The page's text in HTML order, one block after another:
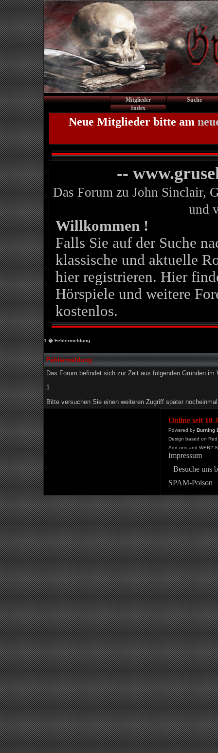
Mitglieder
Suche
Index
Neue Mitglieder bitte am
--
Das Forum zu John Sinclair,
und
Willkommen !
Falls Sie auf der Suche
klassische und aktuelle
hier registrieren. Hier
Hörspiele und weitere
kostenlos.
1 � Fehlermeldung
Fehlermeldung
Das Forum befindet sich zur Zeit aus folgenden Gründen im
1
Bitte versuchen Sie einen weiteren Zugriff später
Online seit 18
Powered by Burning
Design based on
Add-ons and WEB2-
Impressum
Besuche uns
SPAM-Poison